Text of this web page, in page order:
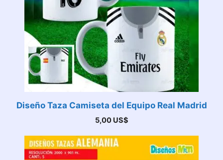
Diseño Taza Camiseta del Equipo Real Madrid
5,00 US$